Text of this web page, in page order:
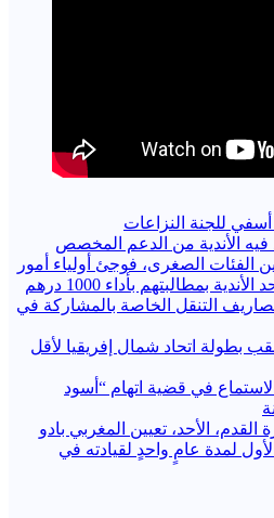
أسفي للجنة النزاعات
الأندية من الدعم المخصص
الفئات الصغرى، فوجئ أولياء أمور
لاعبي فئة الكادي في أحد الأندية بمطالبتهم بأداء 1000 درهم
التنقل الخاصة بالمشاركة في
بطولة اتحاد شمال إفريقيا لأقل
الاستماع في قضية اتهام “أسود
القدم، الأحد، تعيين المغربي بادو
لمدة عامٍ واحدٍ لقيادته ​في